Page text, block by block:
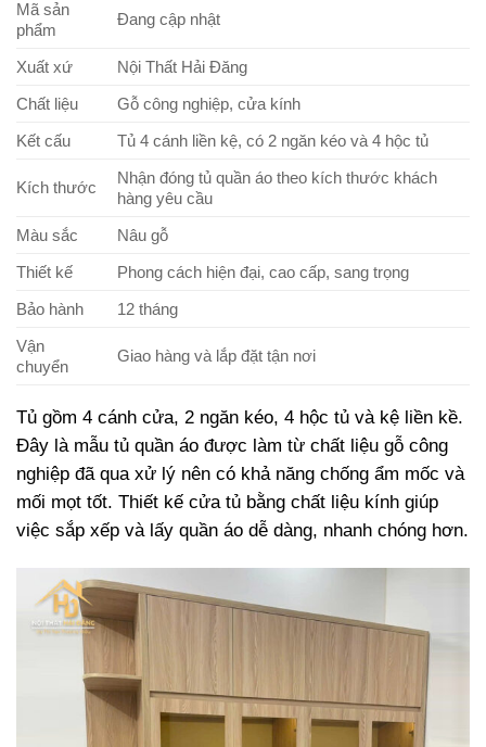
Mã sản
phẩm
Đang cập nhật
Xuất xứ
Nội Thất Hải Đăng
Chất liệu
Gỗ công nghiệp, cửa kính
Kết cấu
Tủ 4 cánh liền kệ, có 2 ngăn kéo và 4 hộc tủ
Kích thước
Nhận đóng tủ quần áo theo kích thước khách
hàng yêu cầu
Màu sắc
Nâu gỗ
Thiết kế
Phong cách hiện đại, cao cấp, sang trọng
Bảo hành
12 tháng
Vận
chuyển
Giao hàng và lắp đặt tận nơi
Tủ gồm 4 cánh cửa, 2 ngăn kéo, 4 hộc tủ và kệ liền kề.
Đây là mẫu tủ quần áo được làm từ chất liệu gỗ công
nghiệp đã qua xử lý nên có khả năng chống ẩm mốc và
mối mọt tốt. Thiết kế cửa tủ bằng chất liệu kính giúp
việc sắp xếp và lấy quần áo dễ dàng, nhanh chóng hơn.